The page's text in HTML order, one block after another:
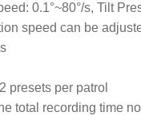
0.1°~80°/s, Tilt
speed can be
presets per patrol
total recording time